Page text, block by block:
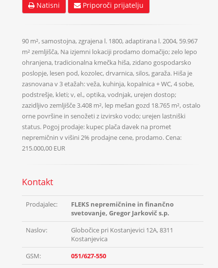
Natisni Priporoči prijatelju
90 m², samostojna, zgrajena l. 1800, adaptirana l. 2004, 59.967
m² zemljišča, Na izjemni lokaciji prodamo domačijo; zelo lepo
ohranjena, tradicionalna kmečka hiša, zidano gospodarsko
poslopje, lesen pod, kozolec, drvarnica, silos, garaža. Hiša je
zasnovana v 3 etažah: veža, kuhinja, kopalnica + WC, 4 sobe,
podstrešje, kleti; v, el., optika, vodnjak, urejen dostop;
zazidljivo zemljišče 3.408 m², lep mešan gozd 18.765 m², ostalo
orne površine in senožeti z izvirsko vodo; urejen lastniški
status. Pogoj prodaje: kupec plača davek na promet
nepremičnin v višini 2% prodajne cene, prodamo. Cena:
215.000,00 EUR
Kontakt
Prodajalec:
FLEKS nepremičnine in finančno
svetovanje, Gregor Jarkovič s.p.
Naslov:
Globočice pri Kostanjevici 12A, 8311
Kostanjevica
GSM:
051/627-550